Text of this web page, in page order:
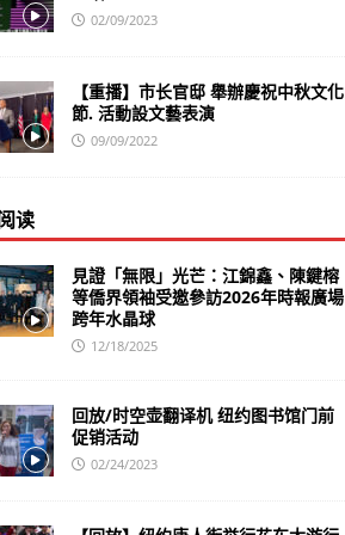
02/09/2023
【重播】市长官邸 舉辦慶祝中秋文化
節. 活動設文藝表演
09/09/2022
读
見證「無限」光芒：江錦鑫、陳鍵榕
等僑界領袖受邀參訪2026年時報廣場
跨年水晶球
12/18/2025
回放/时空壶翻译机 纽约图书馆门前
促销活动
02/24/2023